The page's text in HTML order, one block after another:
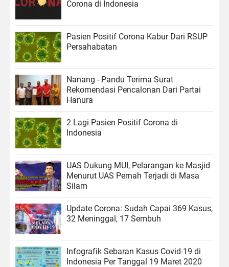
Corona di Indonesia
Pasien Positif Corona Kabur Dari RSUP
Persahabatan
Nanang - Pandu Terima Surat
Rekomendasi Pencalonan Dari Partai
Hanura
2 Lagi Pasien Positif Corona di
Indonesia
UAS Dukung MUI, Pelarangan ke Masjid
Menurut UAS Pernah Terjadi di Masa
Silam
Update Corona: Sudah Capai 369 Kasus,
32 Meninggal, 17 Sembuh
Infografik Sebaran Kasus Covid-19 di
Indonesia Per Tanggal 19 Maret 2020